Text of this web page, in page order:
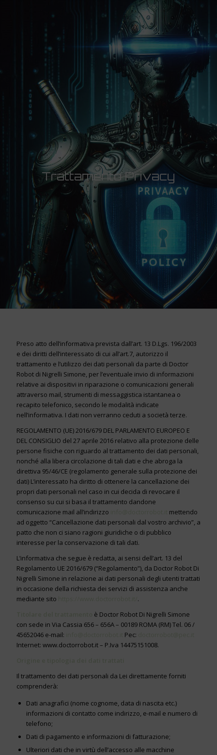
Trattamento Privacy
Preso atto dell’informativa prevista dall’art. 13 D.Lgs. 196/2003
e dei diritti dell’interessato di cui all’art.7, autorizzo il
trattamento e l’utilizzo dei dati personali da parte di Doctor
Robot di Nigrelli Simone, per l’eventuale invio di informazioni
relative ai dispositivi in riparazione o comunicazioni generali
attraverso mail, strumenti di messaggistica istantanea o
recapito telefonico, secondo le modalità indicate
nell’informativa. I dati non verranno ceduti a società terze.
REGOLAMENTO (UE) 2016/679 DEL PARLAMENTO EUROPEO E
DEL CONSIGLIO del 27 aprile 2016 relativo alla protezione delle
persone fisiche con riguardo al trattamento dei dati personali,
nonché alla libera circolazione di tali dati e che abroga la
direttiva 95/46/CE (regolamento generale sulla protezione dei
dati) L’interessato ha diritto di ottenere la cancellazione dei
propri dati personali nel caso in cui decida di revocare il
consenso su cui si basa il trattamento dandone
comunicazione mail all’indirizzo
mettendo
ad oggetto “Cancellazione dati personali dal vostro archivio”, a
patto che non ci siano ragioni giuridiche o di pubblico
interesse per la conservazione di tali dati.
L’informativa che segue è redatta, ai sensi dell’art. 13 del
Regolamento UE 2016/679 (“Regolamento”), da Doctor Robot Di
Nigrelli Simone in relazione ai dati personali degli utenti trattati
in occasione della richiesta dei servizi di assistenza anche
mediante sito
.
è Doctor Robot Di Nigrelli Simone
con sede in Via Cassia 656 – 656A – 00189 ROMA (RM) Tel. 06 /
45652046 e-mail:
Pec:
Internet: www.doctorrobot.it – P.Iva 14475151008.
Il trattamento dei dati personali da Lei direttamente forniti
comprenderà:
Dati anagrafici (nome cognome, data di nascita etc.)
informazioni di contatto come indirizzo, e-mail e numero di
telefono;
Dati di pagamento e informazioni di fatturazione;
Ulteriori dati che in virtù dell’accesso alle macchine